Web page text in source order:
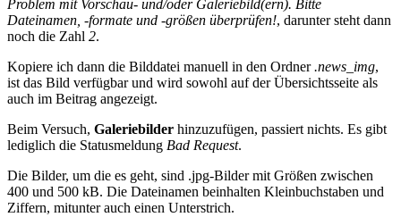
Problem mit Vorschau- und/oder Galeriebild(ern). Bitte
Dateinamen, -formate und -größen überprüfen!, darunter steht dann
noch die Zahl 2.
Kopiere ich dann die Bilddatei manuell in den Ordner.news_img,
ist das Bild verfügbar und wird sowohl auf der Übersichtsseite als
auch im Beitrag angezeigt.
Beim Versuch, Galeriebilder hinzuzufügen, passiert nichts. Es gibt
lediglich die Statusmeldung Bad Request.
Die Bilder, um die es geht, sind .jpg-Bilder mit Größen zwischen
400 und 500 kB. Die Dateinamen beinhalten Kleinbuchstaben und
Ziffern, mitunter auch einen Unterstrich.